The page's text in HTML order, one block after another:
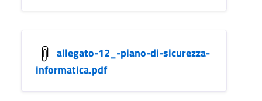
allegato-12_-piano-di-sicurezza-
informatica.pdf